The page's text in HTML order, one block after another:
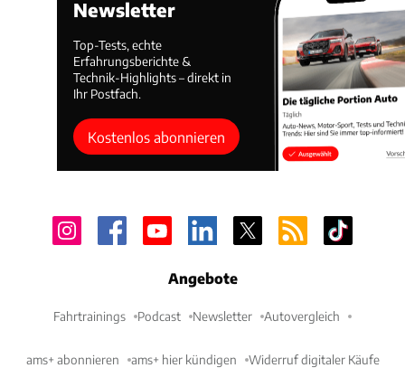
Newsletter
Top-Tests, echte
Erfahrungsberichte &
Technik-Highlights – direkt in
Ihr Postfach.
Kostenlos abonnieren
Angebote
Fahrtrainings Podcast Newsletter Autovergleich
ams+ abonnieren ams+ hier kündigen Widerruf digitaler Käufe